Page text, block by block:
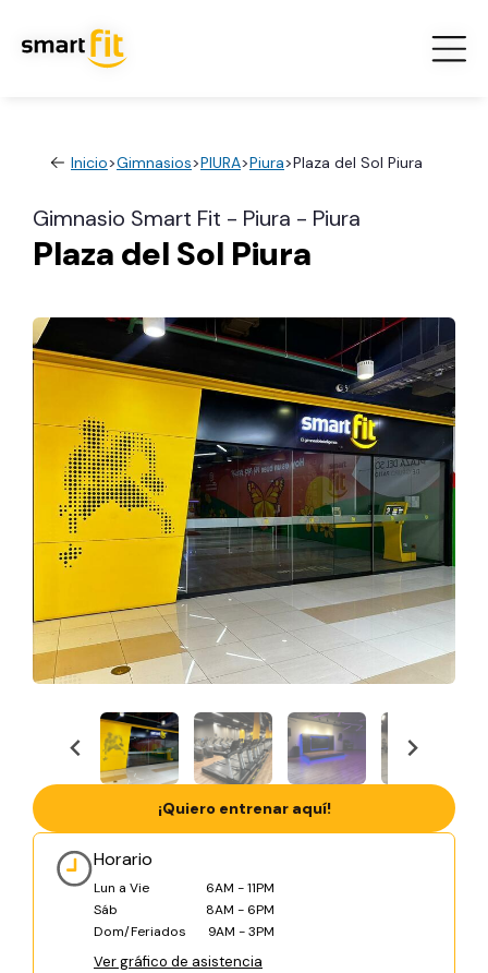
Inicio>Gimnasios>PIURA>Piura>Plaza del Sol Piura
Gimnasio Smart Fit - Piura - Piura
Plaza del Sol Piura
Horario
Lun a Vie
6AM - 11PM
Sáb
8AM - 6PM
Dom/Feriados
9AM - 3PM
Ver gráfico de asistencia
¡Quiero entrenar aquí!